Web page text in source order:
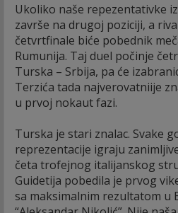
Ukoliko naše repezentativke
završe na drugoj poziciji, a
četvrtfinale biće pobednik
Rumunija. Taj duel počinje
Turska – Srbija, pa će
Terzića tada najverovatniije
u prvoj nokaut fazi.
Turska je stari znalac. Svake
reprezentacije igraju
četa trofejnog italijanskog
Guidetija pobedila je prvog
sa maksimalnim rezultatom u